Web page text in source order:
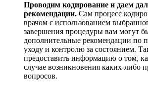
Проводим кодирование и даем
рекомендации. Сам процесс
врачом с использованием
завершения процедуры вам могут
дополнительные рекомендации по
уходу и контролю за состоянием.
предоставить информацию о том,
случае возникновения каких-либо
вопросов.